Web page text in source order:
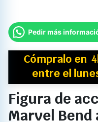
Pedir más
Cómpralo en
entre el
Figura de
Marvel Bend